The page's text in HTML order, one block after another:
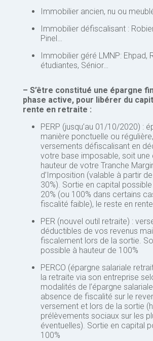
Immobilier ancien, nu ou
Immobilier défiscalisant :
Pinel…
Immobilier géré LMNP: Ehpad,
étudiantes, Sénior…
– S’être constitué une épargne
phase active, pour libérer du
rente en retraite :
PERP (jusqu’au 01/10/2020) :
manière ponctuelle ou
versements défiscalisant en
votre base imposable, soit une
hauteur de votre Tranche
d’Imposition (valable à partir
30%). Sortie en capital
20% (ou 100% dans certains
fiscalité faible), le reste en
PER (nouvel outil retraite) :
déductibles de vos revenus
fiscalement lors de la sortie.
possible à hauteur de 100%
PERCO (épargne salariale
la retraite via son entreprise
modalités de l’épargne
absence de fiscalité sur le
versement et lors de la sortie
prélèvements sociaux sur les
éventuelles). Sortie en capital
100%